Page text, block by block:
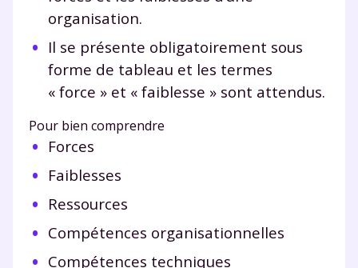
organisation.
Il se présente obligatoirement sous
forme de tableau et les termes
« force » et « faiblesse » sont attendus.
Pour bien comprendre
Forces
Faiblesses
Ressources
Compétences organisationnelles
Compétences techniques